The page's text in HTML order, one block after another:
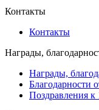
Контакты
Контакты
Награды,
Награды,
Благодарности
Поздравления к